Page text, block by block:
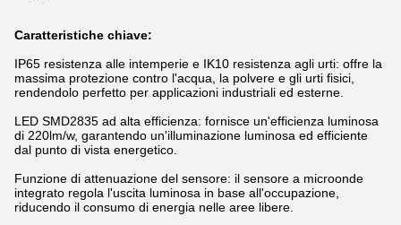
Caratteristiche chiave:
IP65 resistenza alle intemperie e IK10 resistenza agli urti: offre la
massima protezione contro l'acqua, la polvere e gli urti fisici,
rendendolo perfetto per applicazioni industriali ed esterne.
LED SMD2835 ad alta efficienza: fornisce un'efficienza luminosa
di 220lm/w, garantendo un'illuminazione luminosa ed efficiente
dal punto di vista energetico.
Funzione di attenuazione del sensore: il sensore a microonde
integrato regola l'uscita luminosa in base all'occupazione,
riducendo il consumo di energia nelle aree libere.